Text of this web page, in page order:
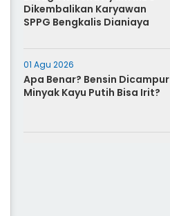
Dikembalikan Karyawan
SPPG Bengkalis Dianiaya
01 Agu 2026
Apa Benar? Bensin Dicampur
Minyak Kayu Putih Bisa Irit?